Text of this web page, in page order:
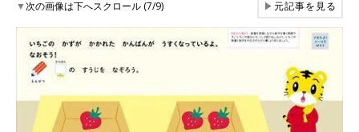
▼次の画像は下へスクロール (7/9) ▶元記事を見る